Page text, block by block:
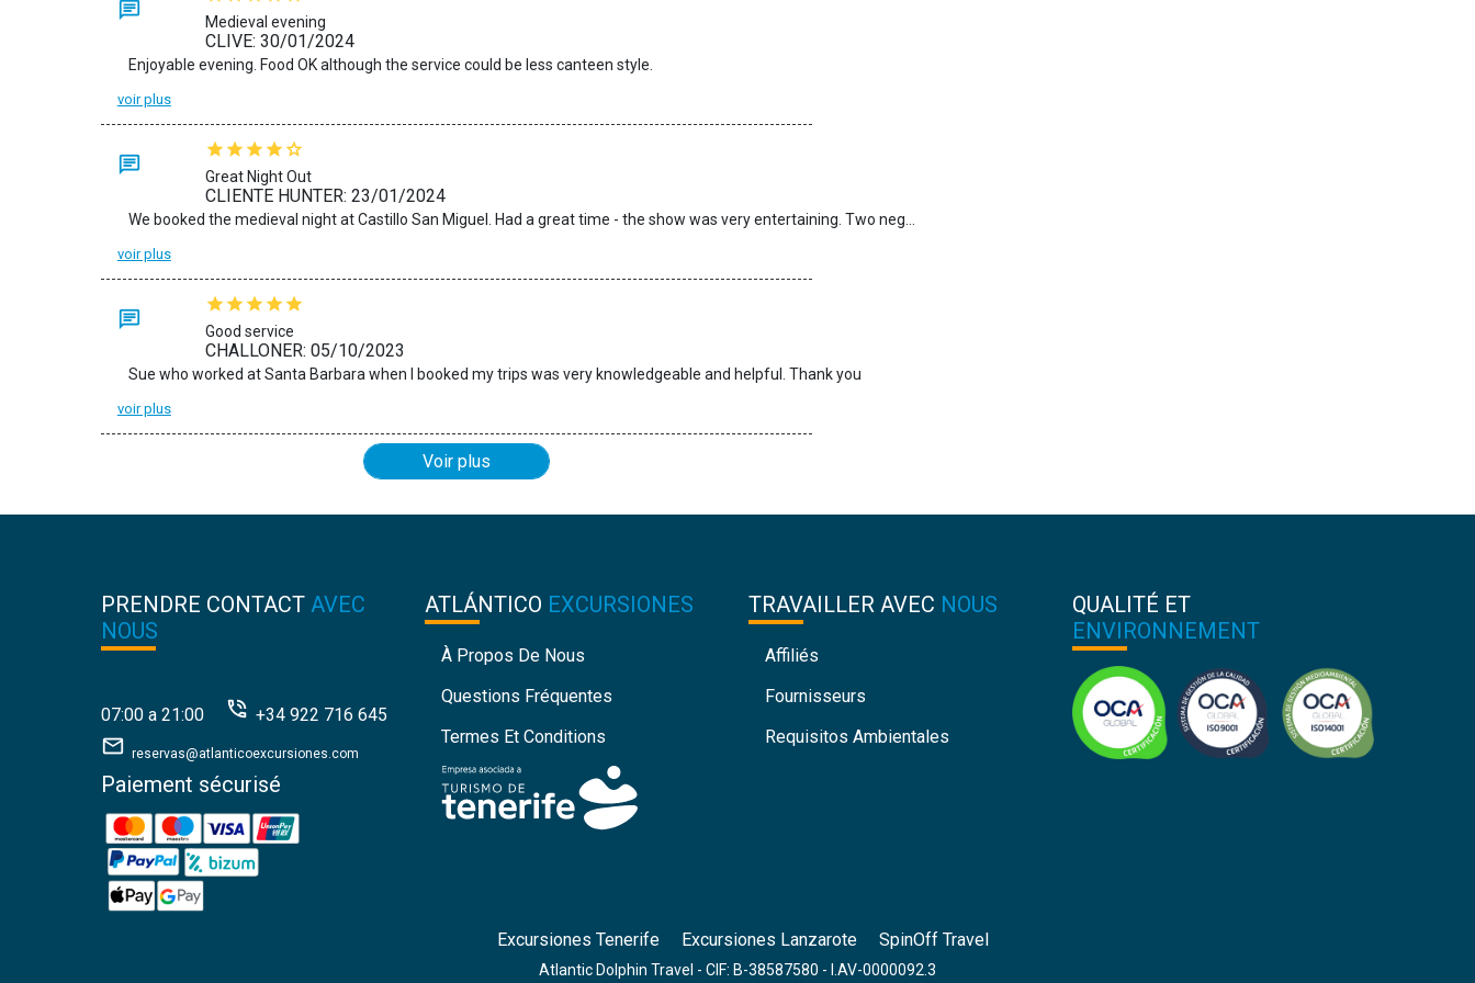
Medieval evening
CLIVE: 30/01/2024
Enjoyable evening. Food OK although the service could be less canteen style.
voir plus
Great Night Out
CLIENTE HUNTER: 23/01/2024
We booked the medieval night at Castillo San Miguel. Had a great time - the show was very entertaining. Two negatives: there is a lot of waiting about between arriving at the venue and the show beginning (to ensure you spend money at the bar - €5 for a small bottle of lager!) and the meal wasn’t great and sometimes it was difficult to see the food because it was very dark.
voir plus
Good service
CHALLONER: 05/10/2023
Sue who worked at Santa Barbara when I booked my trips was very knowledgeable and helpful. Thank you
voir plus
Voir plus
PRENDRE CONTACT AVEC
NOUS
07:00 a 21:00 +34 922 716 645
reservas@atlanticoexcursiones.com
Paiement sécurisé
ATLÁNTICO EXCURSIONES
À Propos De Nous
Questions Fréquentes
Termes Et Conditions
TRAVAILLER AVEC NOUS
Affiliés
Fournisseurs
Requisitos Ambientales
QUALITÉ ET
ENVIRONNEMENT
Excursiones Tenerife Excursiones Lanzarote SpinOff Travel
Atlantic Dolphin Travel - CIF: B-38587580 - I.AV-0000092.3